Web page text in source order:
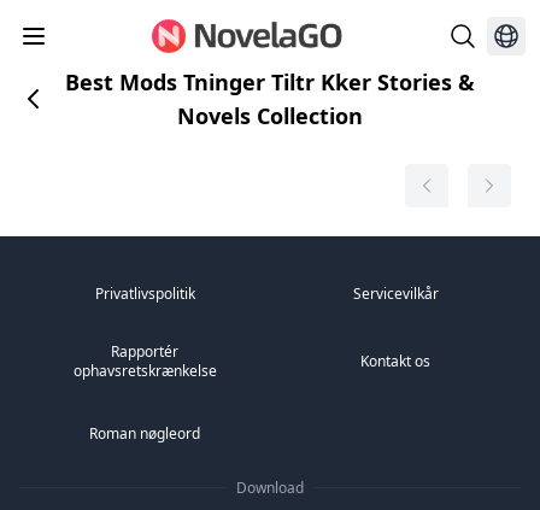
Best Mods Tninger Tiltr Kker Stories &
Novels Collection
Privatlivspolitik Servicevilkår
Rapportér
ophavsretskrænkelse
Kontakt os
Roman nøgleord
Download